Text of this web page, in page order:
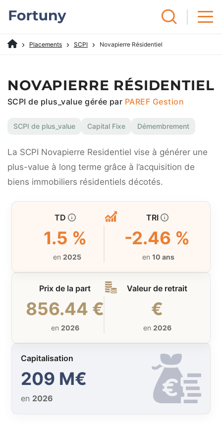
Placements SCPI Novapierre Résidentiel
NOVAPIERRE RÉSIDENTIEL
SCPI de plus_value gérée par PAREF Gestion
SCPI de plus_value Capital Fixe Démembrement
La SCPI Novapierre Residentiel vise à générer une
plus-value à long terme grâce à l’acquisition de
biens immobiliers résidentiels décotés.
TD
1.5 %
en 2025
TRI
-2.46 %
en 10 ans
Prix de la part
856.44 €
en 2026
Valeur de retrait
€
en 2026
Capitalisation
209 M€
en 2026